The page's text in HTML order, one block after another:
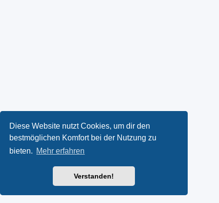
Diese Website nutzt Cookies, um dir den
bestmöglichen Komfort bei der Nutzung zu
bieten. Mehr erfahren
Verstanden!